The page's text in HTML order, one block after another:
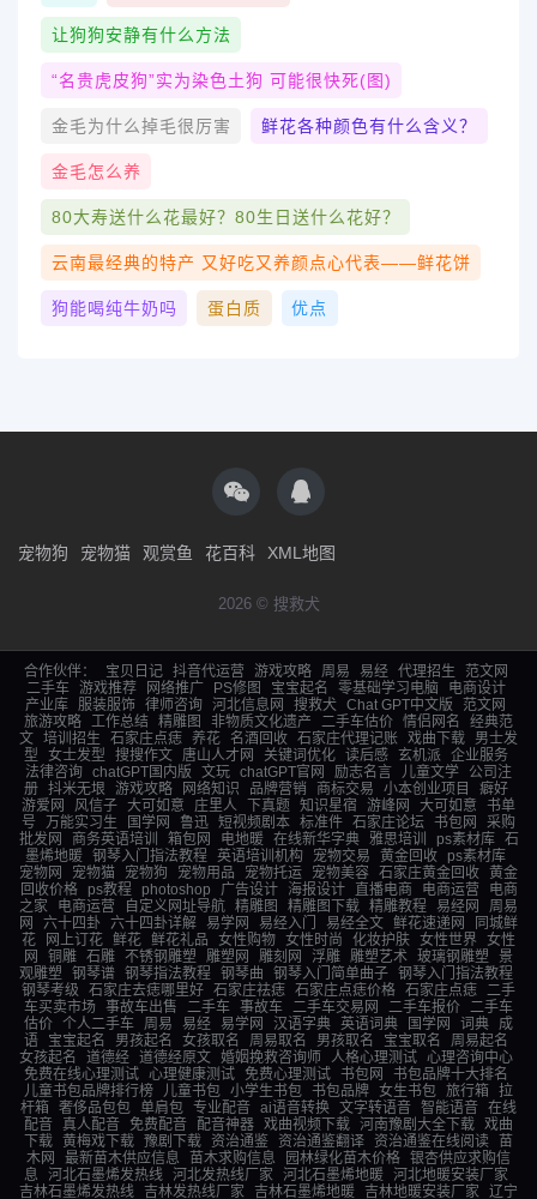
让狗狗安静有什么方法
“名贵虎皮狗”实为染色土狗 可能很快死(图)
金毛为什么掉毛很厉害 鲜花各种颜色有什么含义？
金毛怎么养
80大寿送什么花最好？80生日送什么花好？
云南最经典的特产 又好吃又养颜点心代表——鲜花饼
狗能喝纯牛奶吗 蛋白质 优点
宠物狗 宠物猫 观赏鱼 花百科 XML地图
2026 © 搜救犬
合作伙伴： 宝贝日记 抖音代运营 游戏攻略 周易 易经 代理招生
范文网
二手车
游戏推荐 网络推广 PS修图 宝宝起名 零基础学习电脑
电商设计
产业库
服装服饰 律师咨询 河北信息网 搜救犬 Chat GPT中文版
范文网
旅游攻略
工作总结 精雕图 非物质文化遗产 二手车估价 情侣网名
经典范
文 培训招生 石家庄点痣 养花 名酒回收 石家庄代理记账 戏曲下载
男士发
型
女士发型 搜搜作文 唐山人才网 关键词优化 读后感 玄机派
企业服务
法律咨询 chatGPT国内版 文玩 chatGPT官网 励志名言 儿童文学
公司注
册
抖米无垠 游戏攻略 网络知识 品牌营销 商标交易 小本创业项目
癖好
游爱网
风信子 大可如意 庄里人 下真题 知识星宿 游峰网 大可如意
书单
号
万能实习生 国学网 鲁迅 短视频剧本 标准件 石家庄论坛 书包网
采购
批发网
商务英语培训 箱包网 电地暖 在线新华字典 雅思培训 ps素材库
石
墨烯地暖 钢琴入门指法教程 英语培训机构 宠物交易 黄金回收
ps素材库
宠物网
宠物猫 宠物狗 宠物用品 宠物托运 宠物美容 石家庄黄金回收 黄金
回收价格
ps教程 photoshop 广告设计 海报设计 直播电商 电商运营
电商
之家
电商运营 自定义网址导航 精雕图 精雕图下载 精雕教程 易经网
周易
网
六十四卦 六十四卦详解 易学网 易经入门 易经全文 鲜花速递网
同城鲜
花
网上订花 鲜花 鲜花礼品 女性购物 女性时尚 化妆护肤 女性世界
女性
网
铜雕 石雕 不锈钢雕塑 雕塑网 雕刻网 浮雕 雕塑艺术 玻璃钢雕塑
景
观雕塑
钢琴谱 钢琴指法教程 钢琴曲 钢琴入门简单曲子
钢琴入门指法教程
钢琴考级
石家庄去痣哪里好 石家庄祛痣 石家庄点痣价格 石家庄点痣
二手
车买卖市场
事故车出售 二手车 事故车 二手车交易网 二手车报价
二手车
估价 个人二手车 周易 易经 易学网 汉语字典 英语词典 国学网 词典
成
语
宝宝起名 男孩起名 女孩取名 周易取名 男孩取名 宝宝取名
周易起名
女孩起名
道德经 道德经原文 婚姻挽救咨询师 人格心理测试
心理咨询中心
免费在线心理测试
心理健康测试 免费心理测试 书包网
书包品牌十大排名
儿童书包品牌排行榜
儿童书包 小学生书包 书包品牌 女生书包 旅行箱 拉
杆箱 奢侈品包包 单肩包 专业配音 ai语音转换 文字转语音 智能语音 在线
配音 真人配音 免费配音 配音神器 戏曲视频下载 河南豫剧大全下载 戏曲
下载 黄梅戏下载 豫剧下载 资治通鉴 资治通鉴翻译 资治通鉴在线阅读 苗
木网
最新苗木供应信息 苗木求购信息 园林绿化苗木价格 银杏供应求购信
息
河北石墨烯发热线 河北发热线厂家 河北石墨烯地暖
河北地暖安装厂家
吉林石墨烯发热线
吉林发热线厂家 吉林石墨烯地暖 吉林地暖安装厂家 辽宁